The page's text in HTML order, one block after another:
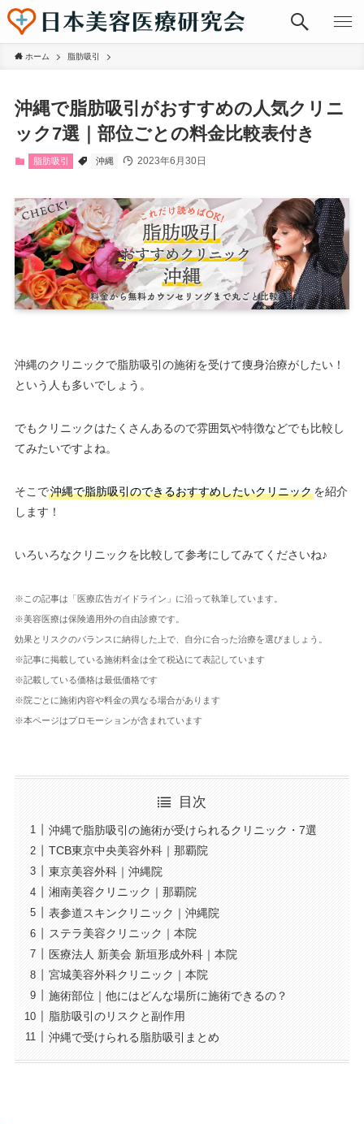
ホーム 脂肪吸引
沖縄で脂肪吸引がおすすめの人気クリニ
ック7選｜部位ごとの料金比較表付き
脂肪吸引 沖縄 2023年6月30日
沖縄のクリニックで脂肪吸引の施術を受けて痩身治療がしたい！
という人も多いでしょう。
でもクリニックはたくさんあるので雰囲気や特徴などでも比較し
てみたいですよね。
そこで沖縄で脂肪吸引のできるおすすめしたいクリニックを紹介
します！
いろいろなクリニックを比較して参考にしてみてくださいね♪
※この記事は「医療広告ガイドライン」に沿って執筆しています。
※美容医療は保険適用外の自由診療です。
効果とリスクのバランスに納得した上で、自分に合った治療を選びましょう。
※記事に掲載している施術料金は全て税込にて表記しています
※記載している価格は最低価格です
※院ごとに施術内容や料金の異なる場合があります
※本ページはプロモーションが含まれています
目次
沖縄で脂肪吸引の施術が受けられるクリニック・7選
TCB東京中央美容外科｜那覇院
東京美容外科｜沖縄院
湘南美容クリニック｜那覇院
表参道スキンクリニック｜沖縄院
ステラ美容クリニック｜本院
医療法人 新美会 新垣形成外科｜本院
宮城美容外科クリニック｜本院
施術部位｜他にはどんな場所に施術できるの？
脂肪吸引のリスクと副作用
沖縄で受けられる脂肪吸引まとめ